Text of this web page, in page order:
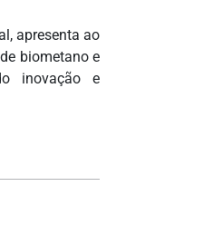
apresenta ao
biometano e
inovação e